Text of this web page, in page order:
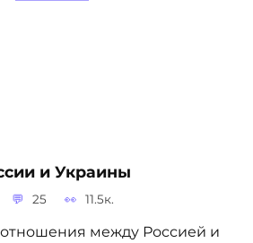
и Украины
25 11.5к.
между Россией и